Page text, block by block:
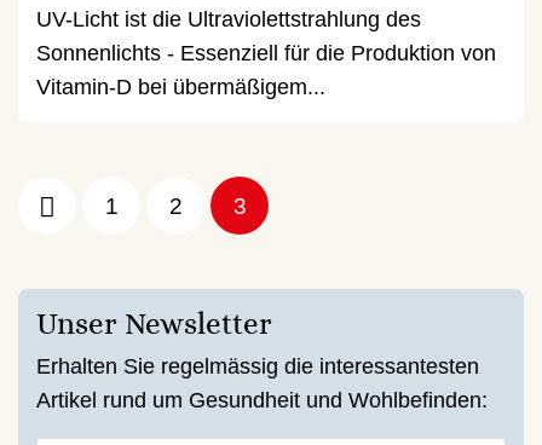
UV-Licht ist die Ultraviolettstrahlung des
Sonnenlichts - Essenziell für die Produktion von
Vitamin-D bei übermäßigem...
1 2 3
Unser Newsletter
Erhalten Sie regelmässig die interessantesten
Artikel rund um Gesundheit und Wohlbefinden: